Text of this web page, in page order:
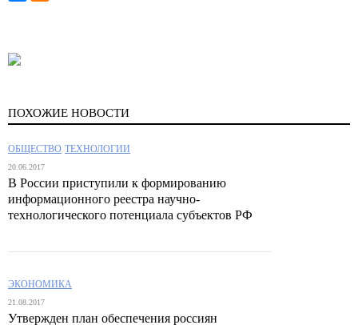
ПОХОЖИЕ НОВОСТИ
ОБЩЕСТВО ТЕХНОЛОГИИ
20.06.2017
В России приступили к формированию
информационного реестра научно-
технологического потенциала субъектов РФ
ЭКОНОМИКА
21.08.2017
Утвержден план обеспечения россиян